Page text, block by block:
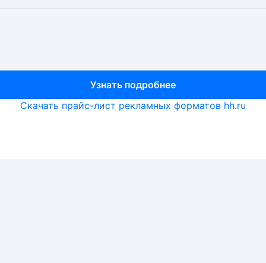
Узнать подробнее
Узнать подробнее
Скачать прайс-лист рекламных форматов hh.ru